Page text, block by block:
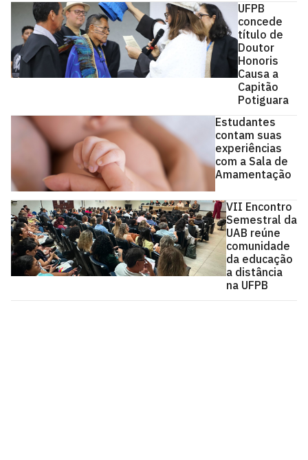
UFPB
concede
título de
Doutor
Honoris
Causa a
Capitão
Potiguara
Estudantes
contam suas
experiências
com a Sala de
Amamentação
VII Encontro
Semestral da
UAB reúne
comunidade
da educação
a distância
na UFPB